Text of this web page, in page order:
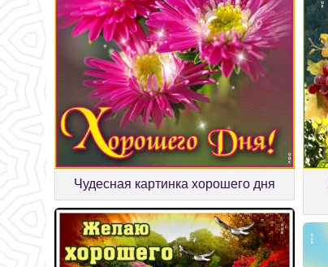
Чудесная картинка хорошего дня